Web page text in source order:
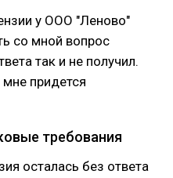
у ООО "Леново"
со мной вопрос
так и не получил.
придется
требования
осталась без ответа